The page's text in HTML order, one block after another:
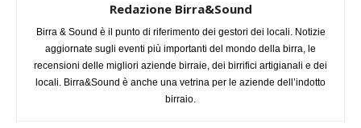
Redazione Birra&Sound
Birra & Sound è il punto di riferimento dei gestori dei locali. Notizie
aggiornate sugli eventi più importanti del mondo della birra, le
recensioni delle migliori aziende birraie, dei birrifici artigianali e dei
locali. Birra&Sound è anche una vetrina per le aziende dell’indotto
birraio.